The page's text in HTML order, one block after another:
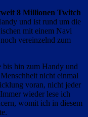
8 Millionen Twitch
und ist rund um die
mit einem Navi
vereinzelnd zum
bis hin zum Handy und
nicht einmal
voran, nicht jeder
wieder lese ich
womit ich in diesem